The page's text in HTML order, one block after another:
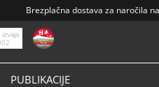
Brezplačna dostava za naročila
PUBLIKACIJE